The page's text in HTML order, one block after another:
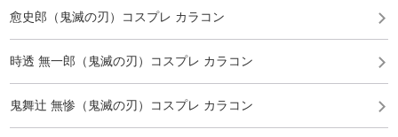
愈史郎（鬼滅の刃）コスプレ カラコン
時透 無一郎（鬼滅の刃）コスプレ カラコン
鬼舞辻 無惨（鬼滅の刃）コスプレ カラコン